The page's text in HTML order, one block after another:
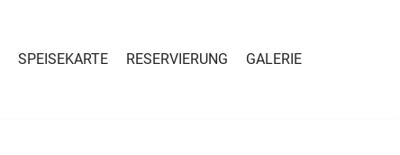
SPEISEKARTE RESERVIERUNG GALERIE